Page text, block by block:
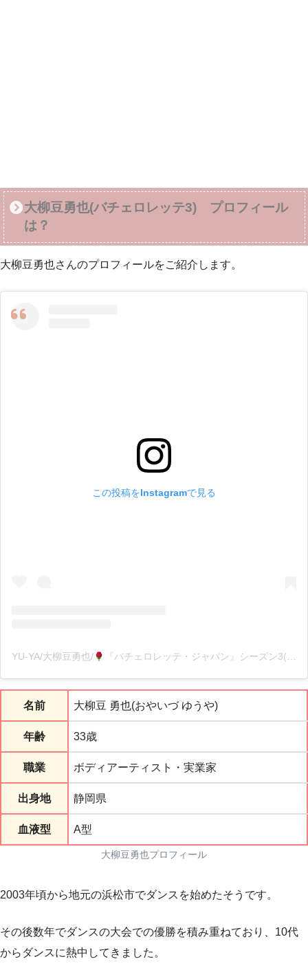
大柳豆勇也(バチェロレッテ3) プロフィール
は？
大柳豆勇也さんのプロフィールをご紹介します。
この投稿をInstagramで見る
YU-YA/大柳豆勇也/ 『バチェロレッテ・ジャパン』シーズン3(@yuyastyle)がシェアした投稿
名前 大柳豆 勇也(おやいづ ゆうや)
年齢 33歳
職業 ボディアーティスト・実業家
出身地 静岡県
血液型 A型
大柳豆勇也プロフィール
2003年頃から地元の浜松市でダンスを始めたそうです。
その後数年でダンスの大会での優勝を積み重ねており、10代
からダンスに熱中してきました。